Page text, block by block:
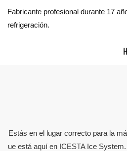
Fabricante profesional durante 17
refrigeración.
Estás en el lugar correcto para la
ue está aquí en ICESTA Ice